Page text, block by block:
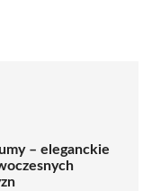
– eleganckie